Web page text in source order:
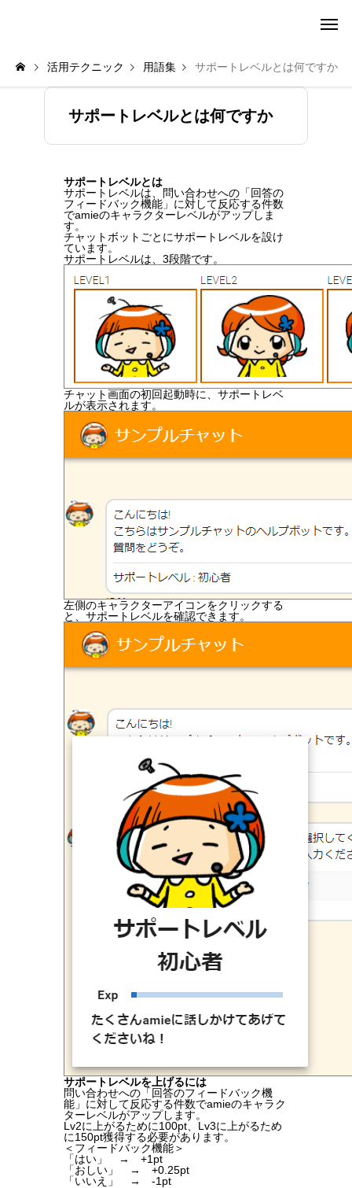
活用テクニック 用語集 サポートレベルとは何ですか
サポートレベルとは何ですか
サポートレベルとは
サポートレベルは、問い合わせへの「回答の
フィードバック機能」に対して反応する件数
でamieのキャラクターレベルがアップしま
す。
チャットボットごとにサポートレベルを設け
ています。
サポートレベルは、3段階です。
チャット画面の初回起動時に、サポートレベ
ルが表示されます。
左側のキャラクターアイコンをクリックする
と、サポートレベルを確認できます。
サポートレベルを上げるには
問い合わせへの「回答のフィードバック機
能」に対して反応する件数でamieのキャラク
ターレベルがアップします。
Lv2に上がるために100pt、Lv3に上がるため
に150pt獲得する必要があります。
＜フィードバック機能＞
「はい」 → +1pt
「おしい」 → +0.25pt
「いいえ」 → -1pt